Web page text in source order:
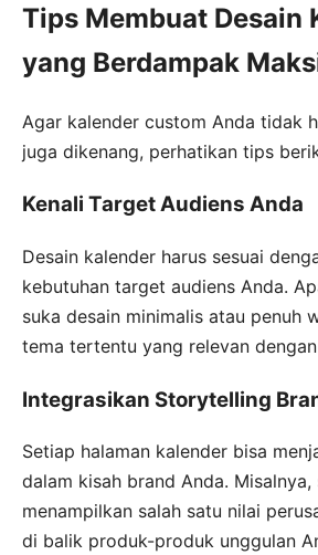
Tips Membuat Desain
yang Berdampak
Agar kalender custom Anda tidak
juga dikenang, perhatikan tips
Kenali Target Audiens Anda
Desain kalender harus sesuai
kebutuhan target audiens Anda.
suka desain minimalis atau penuh
tema tertentu yang relevan
Integrasikan Storytelling
Setiap halaman kalender bisa
dalam kisah brand Anda.
menampilkan salah satu nilai
di balik produk-produk unggulan